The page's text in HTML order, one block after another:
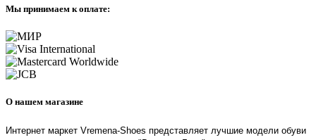
Мы принимаем к оплате:
О нашем магазине
Интернет маркет Vremena-Shoes представляет лучшие модели обуви